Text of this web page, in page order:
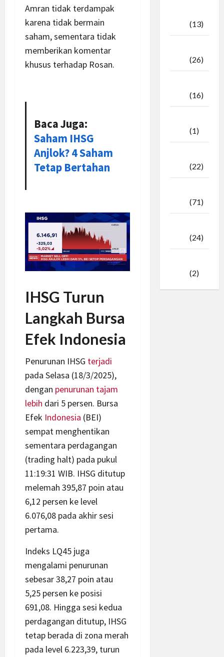
Amran tidak terdampak
karena tidak bermain
saham, sementara tidak
memberikan komentar
khusus terhadap Rosan.
Baca Juga:
Saham IHSG
Anjlok? 4 Saham
Tetap Bertahan
IHSG Turun
Langkah Bursa
Efek Indonesia
Penurunan IHSG terjadi
pada Selasa (18/3/2025),
dengan penurunan tajam
lebih dari 5 persen. Bursa
Efek Indonesia (BEI)
sempat menghentikan
sementara perdagangan
(trading halt) pada pukul
11:19:31 WIB. IHSG ditutup
melemah 395,87 poin atau
6,12 persen ke level
6.076,08 pada akhir sesi
pertama.
Indeks LQ45 juga
mengalami penurunan
sebesar 38,27 poin atau
5,25 persen ke posisi
691,08. Hingga sesi kedua
perdagangan ditutup, IHSG
tetap berada di zona merah
pada level 6.223,39, turun
(13)
(26)
(16)
(1)
(22)
(71)
(24)
(2)